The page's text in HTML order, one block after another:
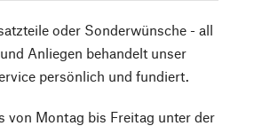
oder Sonderwünsche - all
Anliegen behandelt unser
persönlich und fundiert.
von Montag bis Freitag unter der